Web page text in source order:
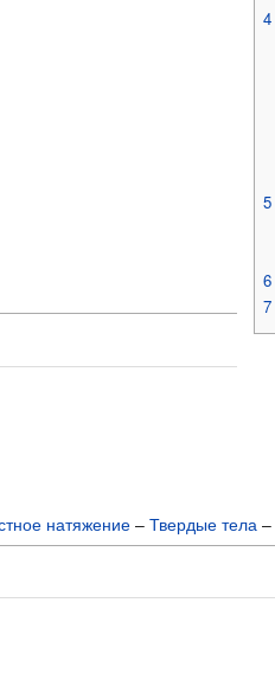
4
5
6
7
натяжение – Твердые тела –